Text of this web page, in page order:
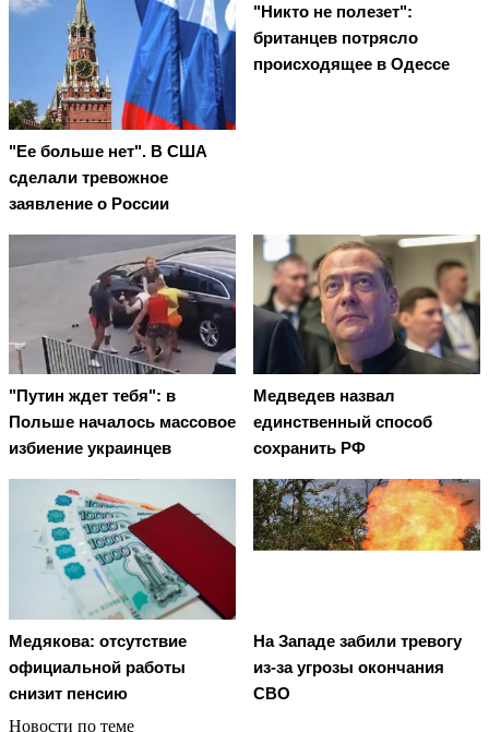
"Ее больше нет". В США
сделали тревожное
заявление о России
"Никто не полезет":
британцев потрясло
происходящее в Одессе
"Путин ждет тебя": в
Польше началось массовое
избиение украинцев
Медведев назвал
единственный способ
сохранить РФ
Медякова: отсутствие
официальной работы
снизит пенсию
На Западе забили тревогу
из-за угрозы окончания
СВО
Новости по теме